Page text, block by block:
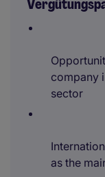
company
sector
as the